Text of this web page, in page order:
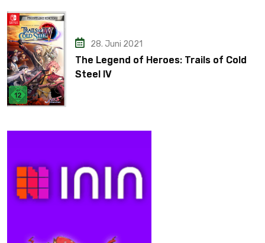
28. Juni 2021
The Legend of Heroes: Trails of Cold
Steel IV